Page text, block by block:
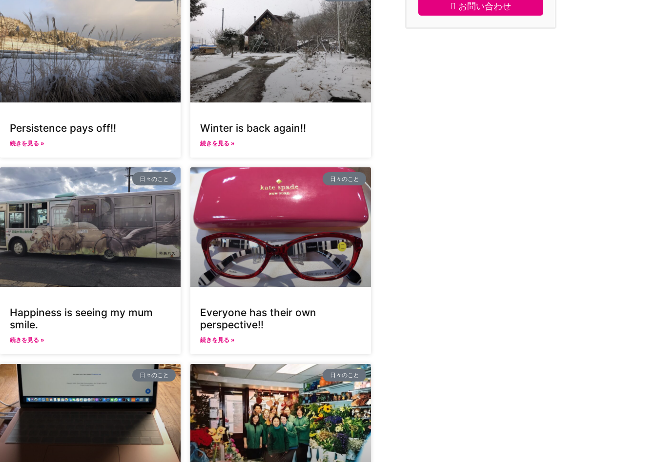
Persistence pays off!!
続きを見る »
Winter is back again!!
続きを見る »
日々のこと
Happiness is seeing my mum
smile.
続きを見る »
日々のこと
Everyone has their own
perspective!!
続きを見る »
日々のこと 日々のこと
お問い合わせ